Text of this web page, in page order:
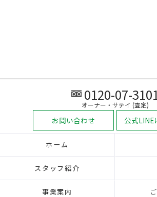
0120-07-
オーナー・サテイ (査定)
お問い合わせ 公式LINE
ホーム
スタッフ紹介
事業案内